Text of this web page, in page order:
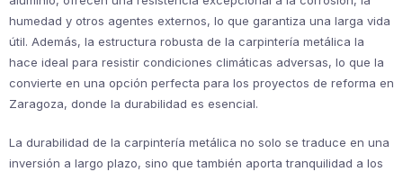
humedad y otros agentes externos, lo que garantiza una larga vida
útil. Además, la estructura robusta de la carpintería metálica la
hace ideal para resistir condiciones climáticas adversas, lo que la
convierte en una opción perfecta para los proyectos de reforma en
Zaragoza, donde la durabilidad es esencial.
La durabilidad de la carpintería metálica no solo se traduce en una
inversión a largo plazo, sino que también aporta tranquilidad a los